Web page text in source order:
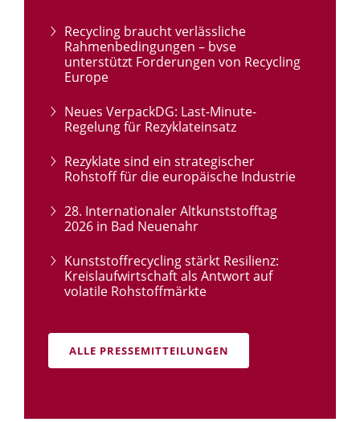
Recycling braucht verlässliche
Rahmenbedingungen – bvse
unterstützt Forderungen von Recycling
Europe
Neues VerpackDG: Last-Minute-
Regelung für Rezyklateinsatz
Rezyklate sind ein strategischer
Rohstoff für die europäische Industrie
28. Internationaler Altkunststofftag
2026 in Bad Neuenahr
Kunststoffrecycling stärkt Resilienz:
Kreislaufwirtschaft als Antwort auf
volatile Rohstoffmärkte
ALLE PRESSEMITTEILUNGEN